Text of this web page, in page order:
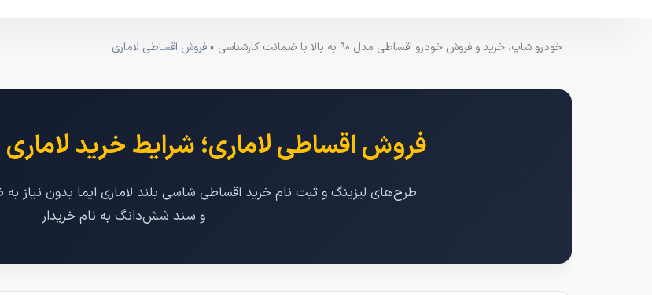
خودرو شاپ، خرید و فروش خودرو اقساطی مدل ۹۰ به بالا با ضمانت کارشناسی » فروش اقساطی لاماری
فروش اقساطی لاماری؛ شرایط خرید لاماری
و سند شش‌دانگ به نام خریدار